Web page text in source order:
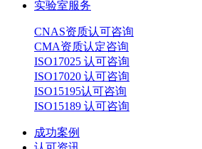
实验室服务
CNAS资质认可咨询
CMA资质认定咨询
ISO17025 认可咨询
ISO17020 认可咨询
ISO15195认可咨询
ISO15189 认可咨询
成功案例